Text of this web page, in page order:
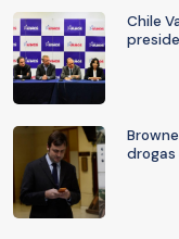
Chile
drogas